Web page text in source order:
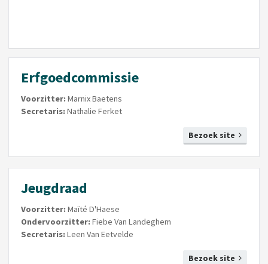
Erfgoedcommissie
Voorzitter: Marnix Baetens
Secretaris: Nathalie Ferket
Bezoek site
Jeugdraad
Voorzitter: Maïté D'Haese
Ondervoorzitter: Fiebe Van Landeghem
Secretaris: Leen Van Eetvelde
Bezoek site